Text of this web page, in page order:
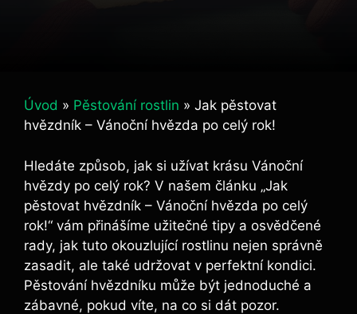
Úvod » Pěstování rostlin » Jak pěstovat
hvězdník – Vánoční hvězda po celý rok!
Hledáte způsob, jak si užívat krásu Vánoční
hvězdy po celý rok? V našem článku „Jak
pěstovat hvězdník – Vánoční hvězda po celý
rok!“ vám přinášíme užitečné tipy a osvědčené
rady, jak tuto okouzlující rostlinu nejen správně
zasadit, ale také udržovat v perfektní kondici.
Pěstování hvězdníku může být jednoduché a
zábavné, pokud víte, na co si dát pozor.